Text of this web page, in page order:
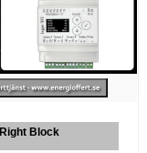
Right Block